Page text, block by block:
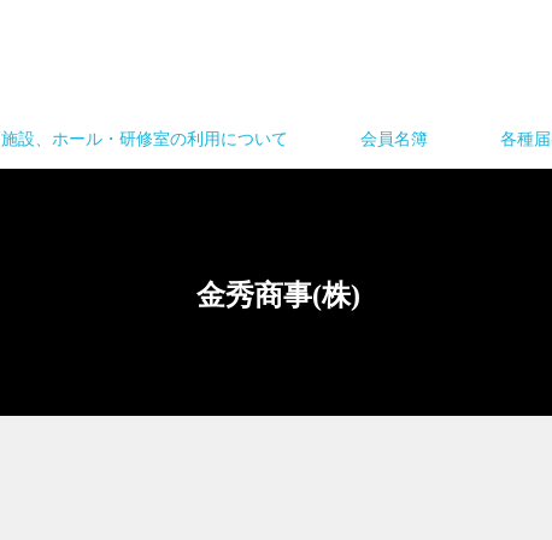
施設、ホール・研修室の利用について 会員名簿 各種
金秀商事(株)